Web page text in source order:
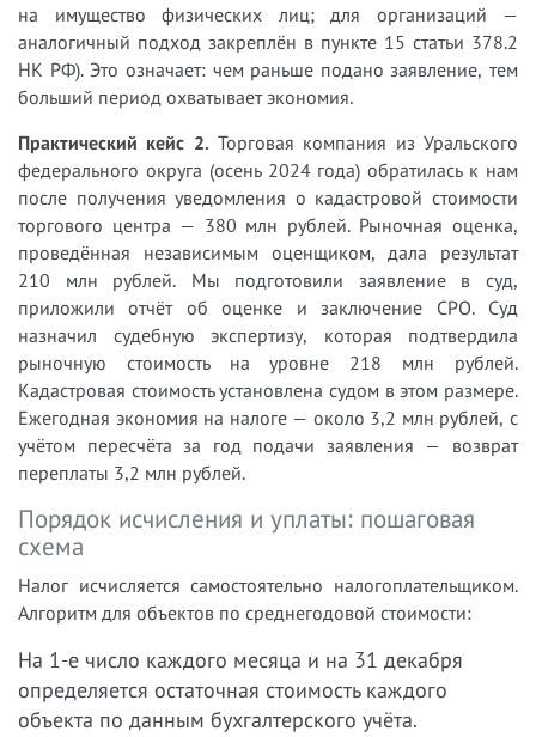
на имущество физических лиц; для организаций —
аналогичный подход закреплён в пункте 15 статьи 378.2
НК РФ). Это означает: чем раньше подано заявление, тем
больший период охватывает экономия.
Практический кейс 2. Торговая компания из Уральского
федерального округа (осень 2024 года) обратилась к нам
после получения уведомления о кадастровой стоимости
торгового центра — 380 млн рублей. Рыночная оценка,
проведённая независимым оценщиком, дала результат
210 млн рублей. Мы подготовили заявление в суд,
приложили отчёт об оценке и заключение СРО. Суд
назначил судебную экспертизу, которая подтвердила
рыночную стоимость на уровне 218 млн рублей.
Кадастровая стоимость установлена судом в этом размере.
Ежегодная экономия на налоге — около 3,2 млн рублей, с
учётом пересчёта за год подачи заявления — возврат
переплаты 3,2 млн рублей.
Порядок исчисления и уплаты: пошаговая
схема
Налог исчисляется самостоятельно налогоплательщиком.
Алгоритм для объектов по среднегодовой стоимости:
На 1-е число каждого месяца и на 31 декабря
определяется остаточная стоимость каждого
объекта по данным бухгалтерского учёта.